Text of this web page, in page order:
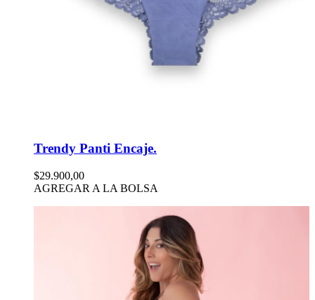
Trendy Panti Encaje.
$29.900,00
AGREGAR A LA BOLSA